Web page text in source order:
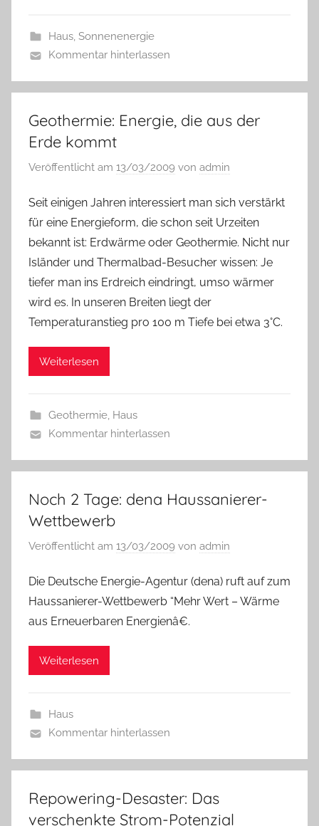
Haus, Sonnenenergie
Kommentar hinterlassen
Geothermie: Energie, die aus der
Erde kommt
Veröffentlicht am 13/03/2009 von admin
Seit einigen Jahren interessiert man sich verstärkt
für eine Energieform, die schon seit Urzeiten
bekannt ist: Erdwärme oder Geothermie. Nicht nur
Isländer und Thermalbad-Besucher wissen: Je
tiefer man ins Erdreich eindringt, umso wärmer
wird es. In unseren Breiten liegt der
Temperaturanstieg pro 100 m Tiefe bei etwa 3°C.
Weiterlesen
Geothermie, Haus
Kommentar hinterlassen
Noch 2 Tage: dena Haussanierer-
Wettbewerb
Veröffentlicht am 13/03/2009 von admin
Die Deutsche Energie-Agentur (dena) ruft auf zum
Haussanierer-Wettbewerb “Mehr Wert – Wärme
aus Erneuerbaren Energienâ€.
Weiterlesen
Haus
Kommentar hinterlassen
Repowering-Desaster: Das
verschenkte Strom-Potenzial